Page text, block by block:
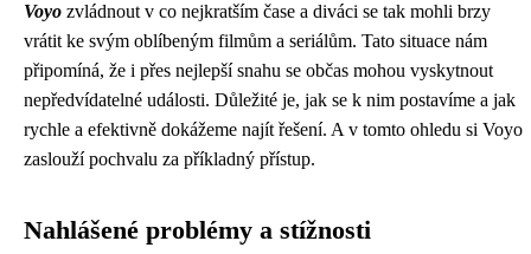
Voyo zvládnout v co nejkratším čase a diváci se tak mohli brzy
vrátit ke svým oblíbeným filmům a seriálům. Tato situace nám
připomíná, že i přes nejlepší snahu se občas mohou vyskytnout
nepředvídatelné události. Důležité je, jak se k nim postavíme a jak
rychle a efektivně dokážeme najít řešení. A v tomto ohledu si Voyo
zaslouží pochvalu za příkladný přístup.
Nahlášené problémy a stížnosti